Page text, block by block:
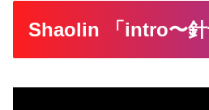
Shaolin 「intro〜針